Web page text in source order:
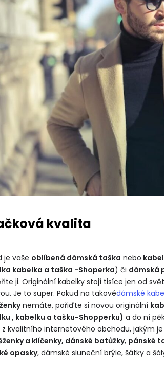
kvalita
je vaše oblíbená dámská taška nebo
kabelka a taška -Shoperka) či dámská
ji. Originální kabelky stojí tisíce jen od
Je to super. Pokud na takovédámské
nemáte, pořiďte si novou originální
, kabelku a tašku-Shopperku) a do ní
kvalitního internetového obchodu, jakým
a klíčenky, dánské batůžky, pánské
opasky, dámské sluneční brýle, šátky a